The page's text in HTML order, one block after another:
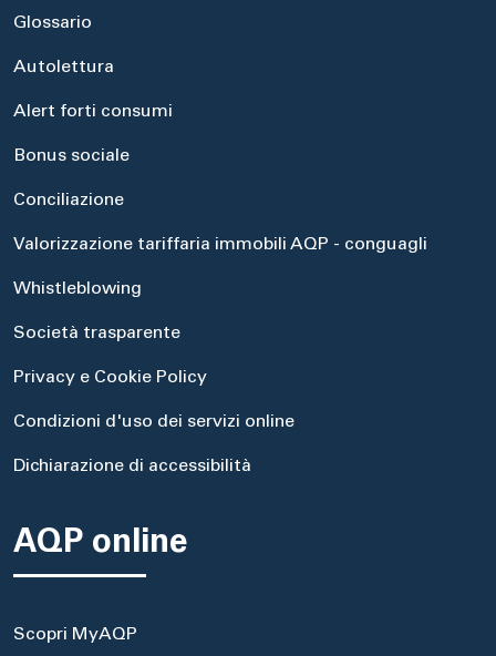
Glossario
Autolettura
Alert forti consumi
Bonus sociale
Conciliazione
Valorizzazione tariffaria immobili AQP - conguagli
Whistleblowing
Società trasparente
Privacy e Cookie Policy
Condizioni d'uso dei servizi online
Dichiarazione di accessibilità
AQP online
Scopri MyAQP